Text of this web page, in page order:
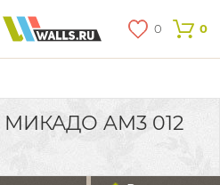
0 0
AM3 012